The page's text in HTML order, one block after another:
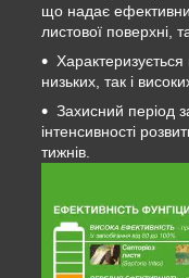
що надає
листової поверхні,
низьких, так і
Захисний період
інтенсивності
тижнів.